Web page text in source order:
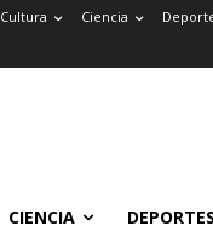
Cultura Ciencia
CIENCIA DEPORTES